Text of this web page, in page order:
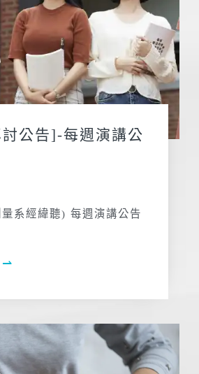
公告]-每週演講公
系經緯聽) 每週演講公告
⇀